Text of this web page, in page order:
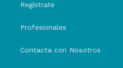
Regístrate
Profesionales
Contacta con Nosotros